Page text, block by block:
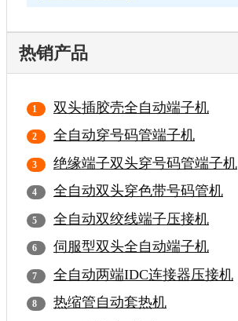
热销产品
双头插胶壳全自动端子机
全自动穿号码管端子机
绝缘端子双头穿号码管端子机
全自动双头穿色带号码管机
全自动双绞线端子压接机
伺服型双头全自动端子机
全自动两端IDC连接器压接机
热缩管自动套热机